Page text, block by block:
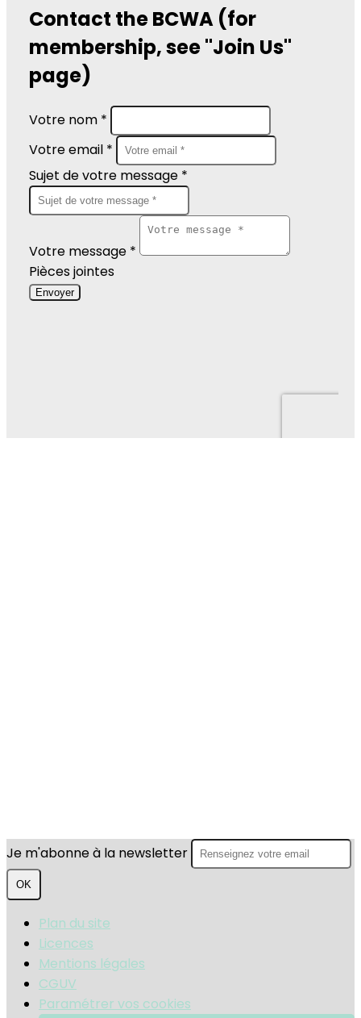
Je m'abonne à la newsletter
OK
Plan du site
Licences
Mentions légales
CGUV
Paramétrer vos cookies